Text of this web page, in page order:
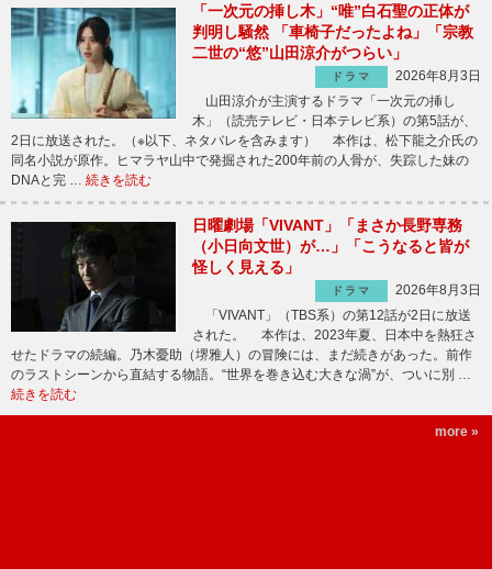
「一次元の挿し木」“唯”白石聖の正体が
判明し騒然 「車椅子だったよね」「宗教
二世の“悠”山田涼介がつらい」
ドラマ
2026年8月3日
山田涼介が主演するドラマ「一次元の挿し
木」（読売テレビ・日本テレビ系）の第5話が、
2日に放送された。（※以下、ネタバレを含みます） 本作は、松下龍之介氏の
同名小説が原作。ヒマラヤ山中で発掘された200年前の人骨が、失踪した妹の
DNAと完 … 続きを読む
日曜劇場「VIVANT」「まさか長野専務
（小日向文世）が…」「こうなると皆が
怪しく見える」
ドラマ
2026年8月3日
「VIVANT」（TBS系）の第12話が2日に放送
された。 本作は、2023年夏、日本中を熱狂さ
せたドラマの続編。乃木憂助（堺雅人）の冒険には、まだ続きがあった。前作
のラストシーンから直結する物語。“世界を巻き込む大きな渦”が、ついに別 …
続きを読む
more »